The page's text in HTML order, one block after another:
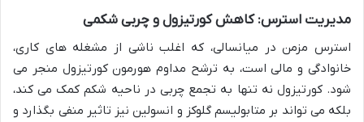
مدیریت استرس: کاهش کورتیزول و چربی شکمی
استرس مزمن در میانسالی، که اغلب ناشی از مشغله های کاری،
خانوادگی و مالی است، به ترشح مداوم هورمون کورتیزول منجر می
شود. کورتیزول نه تنها به تجمع چربی در ناحیه شکم کمک می کند،
بلکه می تواند بر متابولیسم گلوکز و انسولین نیز تاثیر منفی بگذارد و